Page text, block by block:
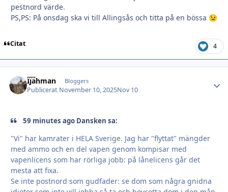
pestnord värde.
PS,PS: På onsdag ska vi till Allingsås och titta på en bössa 😉
Citat 4
Ijahman Bloggers
Publicerat November 10, 2025Nov 10
59 minutes ago Dansken sa:
"Vi" har kamrater i HELA Sverige. Jag har "flyttat" mängder
med ammo och en del vapen genom kompisar med
vapenlicens som har rörliga jobb: på lånelicens går det
mesta att fixa.
Se inte postnord som gudfader: se dom som några gnidna